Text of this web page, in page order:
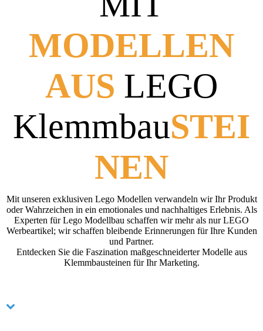
MODELLEN
AUS LEGO
KlemmbauSTEI
NEN
Mit unseren exklusiven Lego Modellen verwandeln wir Ihr Produkt
oder Wahrzeichen in ein emotionales und nachhaltiges Erlebnis. Als
Experten für Lego Modellbau schaffen wir mehr als nur LEGO
Werbeartikel; wir schaffen bleibende Erinnerungen für Ihre Kunden
und Partner.
Entdecken Sie die Faszination maßgeschneiderter Modelle aus
Klemmbausteinen für Ihr Marketing.